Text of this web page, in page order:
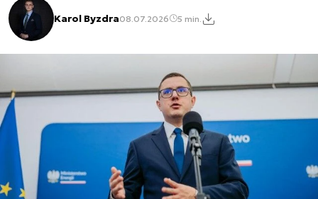
Karol Byzdra08.07.2026 5 min.